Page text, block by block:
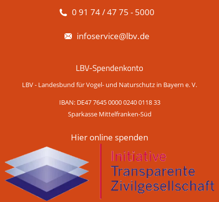
0 91 74 / 47 75 - 5000
infoservice@lbv.de
LBV-Spendenkonto
LBV - Landesbund für Vogel- und Naturschutz in Bayern e. V.
IBAN: DE47 7645 0000 0240 0118 33
Sparkasse Mittelfranken-Süd
Hier online spenden